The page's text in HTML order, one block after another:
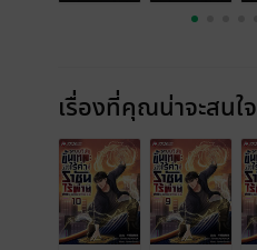
เรื่องที่คุณน่าจะสนใจ